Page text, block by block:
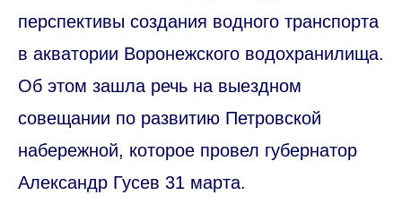
перспективы создания водного транспорта
в акватории Воронежского водохранилища.
Об этом зашла речь на выездном
совещании по развитию Петровской
набережной, которое провел губернатор
Александр Гусев 31 марта.